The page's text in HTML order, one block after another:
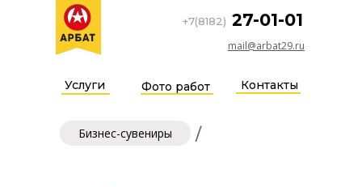
Услуги Фото работ Контакты
mail@arbat29.ru
27-01-01
+7(8182)
/
Бизнес-сувениры